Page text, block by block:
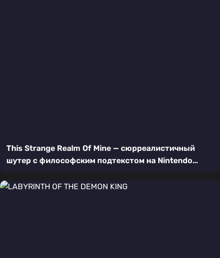
This Strange Realm Of Mine — сюрреалистичный
шутер с философским подтекстом на Nintendo